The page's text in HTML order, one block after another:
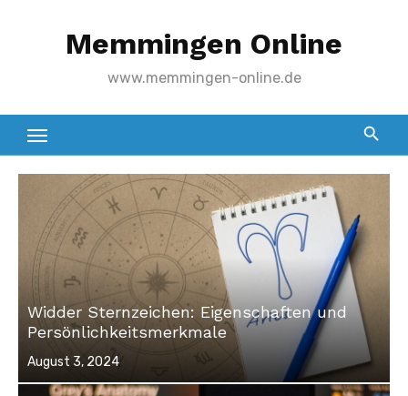
Memmingen Online
www.memmingen-online.de
Widder Sternzeichen: Eigenschaften und
Persönlichkeitsmerkmale
Veröffentlicht
am
August 3, 2024